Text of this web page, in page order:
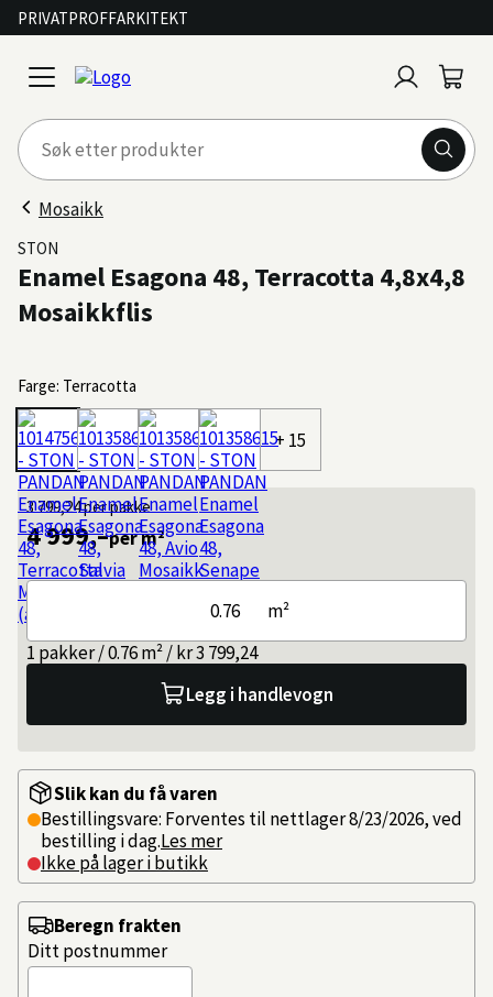
PRIVATPROFFARKITEKT
open
menu
inn
Mosaikk
STON
Enamel Esagona 48, Terracotta 4,8x4,8
Mosaikkflis
Farge: Terracotta
+ 15
3 799,24per pakke
4 999,–per m²
m²
1 pakker / 0.76 m² / kr 3 799,24
Legg i handlevogn
Slik kan du få varen
Bestillingsvare: Forventes til nettlager 8/23/2026, ved
bestilling i dag.Les mer
Ikke på lager i butikk
Beregn frakten
Ditt postnummer